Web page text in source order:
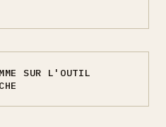
SUR L'OUTIL